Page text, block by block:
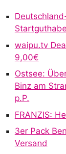
n
t waipu.tv
9,00€
Ostsee:
Binz am
p.P.
FRANZIS:
3er Pack
Versand